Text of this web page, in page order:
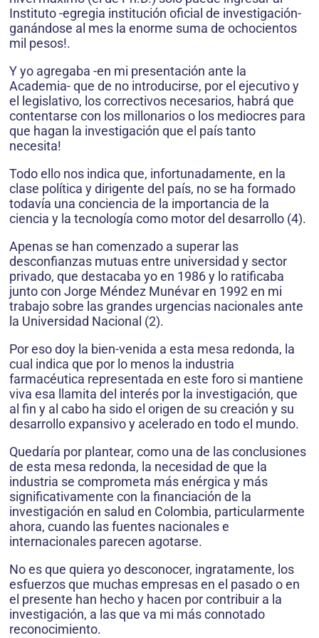
Instituto -egregia institución oficial de investigación-
ganándose al mes la enorme suma de ochocientos
mil pesos!.
Y yo agregaba -en mi presentación ante la
Academia- que de no introducirse, por el ejecutivo y
el legislativo, los correctivos necesarios, habrá que
contentarse con los millonarios o los mediocres para
que hagan la investigación que el país tanto
necesita!
Todo ello nos indica que, infortunadamente, en la
clase política y dirigente del país, no se ha formado
todavía una conciencia de la importancia de la
ciencia y la tecnología como motor del desarrollo (4).
Apenas se han comenzado a superar las
desconfianzas mutuas entre universidad y sector
privado, que destacaba yo en 1986 y lo ratificaba
junto con Jorge Méndez Munévar en 1992 en mi
trabajo sobre las grandes urgencias nacionales ante
la Universidad Nacional (2).
Por eso doy la bien-venida a esta mesa redonda, la
cual indica que por lo menos la industria
farmacéutica representada en este foro si mantiene
viva esa llamita del interés por la investigación, que
al fin y al cabo ha sido el origen de su creación y su
desarrollo expansivo y acelerado en todo el mundo.
Quedaría por plantear, como una de las conclusiones
de esta mesa redonda, la necesidad de que la
industria se comprometa más enérgica y más
significativamente con la financiación de la
investigación en salud en Colombia, particularmente
ahora, cuando las fuentes nacionales e
internacionales parecen agotarse.
No es que quiera yo desconocer, ingratamente, los
esfuerzos que muchas empresas en el pasado o en
el presente han hecho y hacen por contribuir a la
investigación, a las que va mi más connotado
reconocimiento.